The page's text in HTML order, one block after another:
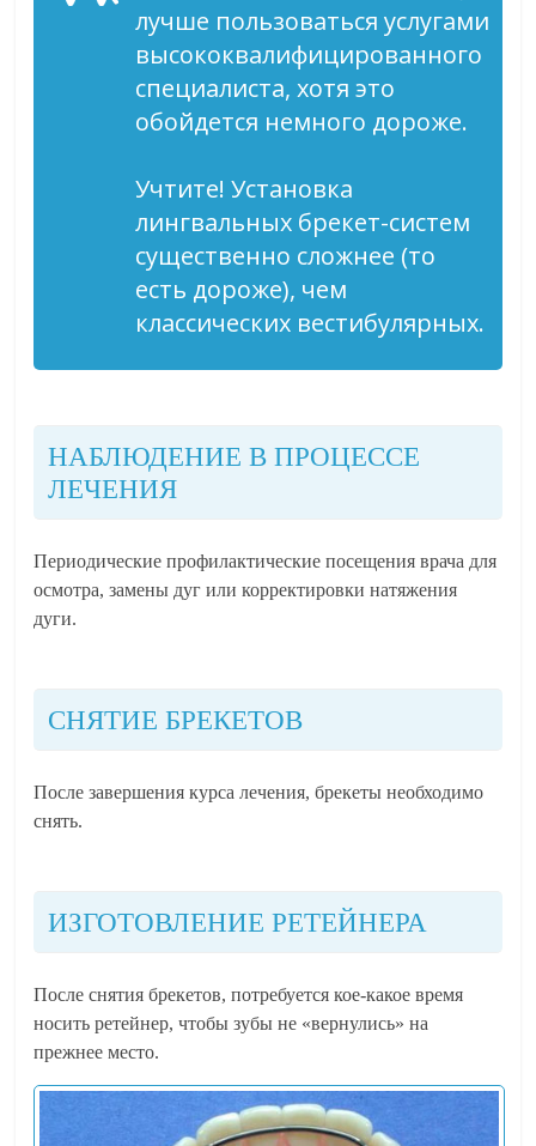
лучше пользоваться услугами
высококвалифицированного
специалиста, хотя это
обойдется немного дороже.
Учтите! Установка
лингвальных брекет-систем
существенно сложнее (то
есть дороже), чем
классических вестибулярных.
НАБЛЮДЕНИЕ В ПРОЦЕССЕ
ЛЕЧЕНИЯ
Периодические профилактические посещения врача для
осмотра, замены дуг или корректировки натяжения
дуги.
СНЯТИЕ БРЕКЕТОВ
После завершения курса лечения, брекеты необходимо
снять.
ИЗГОТОВЛЕНИЕ РЕТЕЙНЕРА
После снятия брекетов, потребуется кое-какое время
носить ретейнер, чтобы зубы не «вернулись» на
прежнее место.